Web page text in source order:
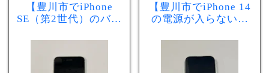
【豊川市でiPhone
SE（第2世代）のバッ
スマ豊川店】電池の
減りが早い症状も当
【豊川市でiPhone 14
の電源が入らない修
店】バッテリー交換
で復旧するケースも
あります！